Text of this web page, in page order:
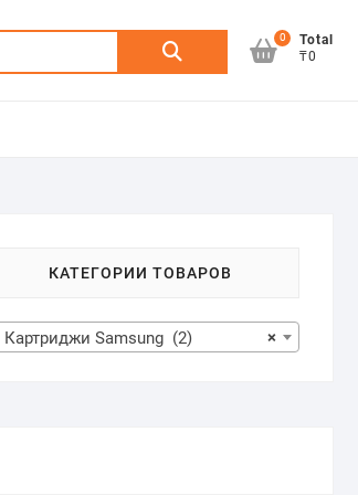
Искать: 0
Total
₸0
КАТЕГОРИИ ТОВАРОВ
×
Картриджи Samsung (2)